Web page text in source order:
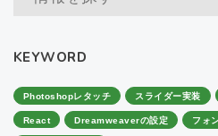
KEYWORD
Photoshopレタッチ スライダー実装
React
Dreamweaverの設定 フォ